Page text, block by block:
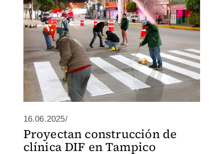
16.06.2025/
Proyectan construcción de
clínica DIF en Tampico